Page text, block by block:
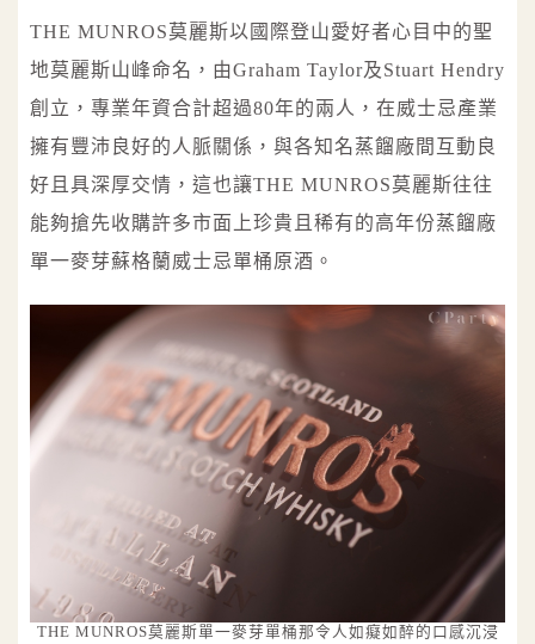
THE MUNROS莫麗斯以國際登山愛好者心目中的聖
地莫麗斯山峰命名，由Graham Taylor及Stuart Hendry
創立，專業年資合計超過80年的兩人，在威士忌產業
擁有豐沛良好的人脈關係，與各知名蒸餾廠間互動良
好且具深厚交情，這也讓THE MUNROS莫麗斯往往
能夠搶先收購許多市面上珍貴且稀有的高年份蒸餾廠
單一麥芽蘇格蘭威士忌單桶原酒。
THE MUNROS莫麗斯單一麥芽單桶那令人如癡如醉的口感沉浸